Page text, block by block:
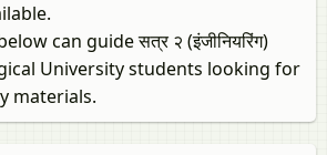
can guide सत्र २ (इंजीनियरिंग)
University students looking for
materials.